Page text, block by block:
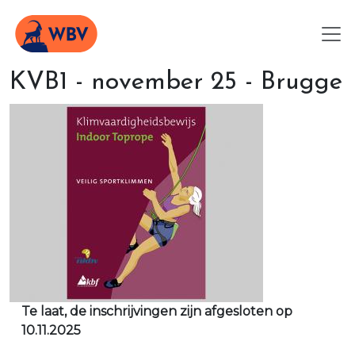
KVB1 - november 25 - Brugge
Te laat, de inschrijvingen zijn afgesloten op
10.11.2025